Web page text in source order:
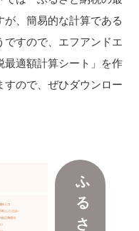
、簡易的な計算である
ですので、エフアンドエ
最適額計算シート」を作
すので、ぜひダウンロー
ふ
る
さ